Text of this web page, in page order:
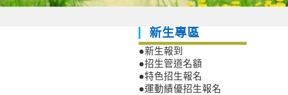
新生專區
●新生報到
●招生管道名額
●特色招生報名
●運動績優招生報名